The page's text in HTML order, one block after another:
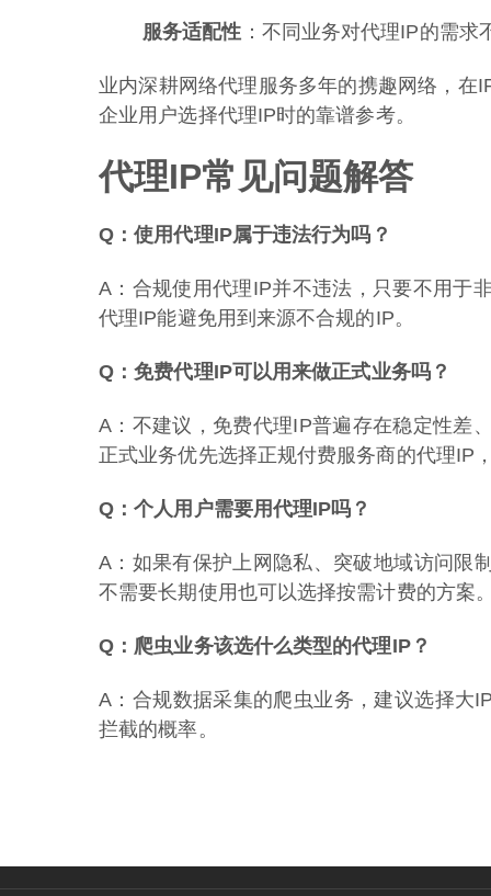
服务适配性 ：不同业务对代理IP的需
业内深耕网络代理服务多年的携趣网络，
企业用户选择代理IP时的靠谱参考。
代理IP常见问题解答
Q：使用代理IP属于违法行为吗？
A：合规使用代理IP并不违法，只要不用于
代理IP能避免用到来源不合规的IP。
Q：免费代理IP可以用来做正式业务吗？
A：不建议，免费代理IP普遍存在稳定性差
正式业务优先选择正规付费服务商的代理IP
Q：个人用户需要用代理IP吗？
A：如果有保护上网隐私、突破地域访问限
不需要长期使用也可以选择按需计费的方案
Q：爬虫业务该选什么类型的代理IP？
A：合规数据采集的爬虫业务，建议选择大
拦截的概率。